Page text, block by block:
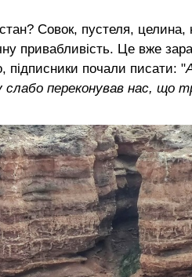
Совок, пустеля,
привабливість. Це вже
підписники почали писати: "
слабо переконував нас, що